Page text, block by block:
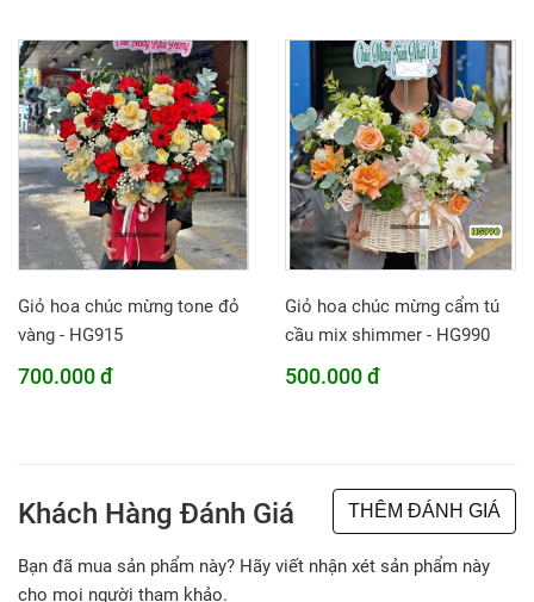
Giỏ hoa chúc mừng tone đỏ
vàng - HG915
700.000 đ
Giỏ hoa chúc mừng cẩm tú
cầu mix shimmer - HG990
500.000 đ
Khách Hàng Đánh Giá THÊM ĐÁNH GIÁ
Bạn đã mua sản phẩm này? Hãy viết nhận xét sản phẩm này
cho mọi người tham khảo.